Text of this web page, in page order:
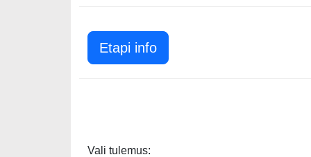
Etapi info
Vali tulemus: